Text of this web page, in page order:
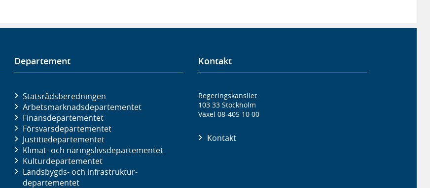
Departement
Statsrådsberedningen
Arbetsmarknads­departementet
Finans­departementet
Försvars­departementet
Justitie­departementet
Klimat- och näringslivs­departementet
Kultur­departementet
Landsbygds- och infrastruktur­
departementet
Kontakt
Regeringskansliet
103 33 Stockholm
Växel 08-405 10 00
Kontakt